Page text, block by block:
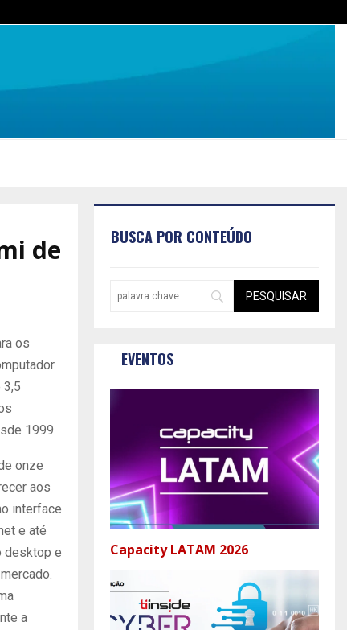
de
os
3,5
1999.
onze
aos
interface
e até
desktop e
a
BUSCA POR CONTEÚDO
EVENTOS
Capacity LATAM 2026